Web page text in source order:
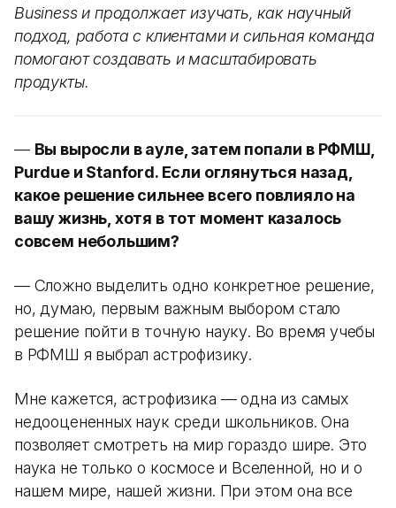
Business и продолжает изучать, как научный
подход, работа с клиентами и сильная команда
помогают создавать и масштабировать
продукты.
— Вы выросли в ауле, затем попали в РФМШ,
Purdue и Stanford. Если оглянуться назад,
какое решение сильнее всего повлияло на
вашу жизнь, хотя в тот момент казалось
совсем небольшим?
— Сложно выделить одно конкретное решение,
но, думаю, первым важным выбором стало
решение пойти в точную науку. Во время учебы
в РФМШ я выбрал астрофизику.
Мне кажется, астрофизика — одна из самых
недооцененных наук среди школьников. Она
позволяет смотреть на мир гораздо шире. Это
наука не только о космосе и Вселенной, но и о
нашем мире, нашей жизни. При этом она все